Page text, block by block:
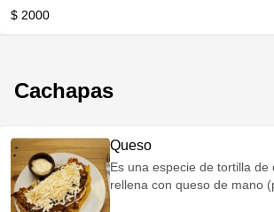
$ 2000
Cachapas
Queso
Es una especie de tortilla de
rellena con queso de mano